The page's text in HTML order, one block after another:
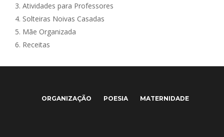
3. Atividades para Professores
4. Solteiras Noivas Casadas
5. Mãe Organizada
6. Receitas
ORGANIZAÇÃO POESIA MATERNIDADE